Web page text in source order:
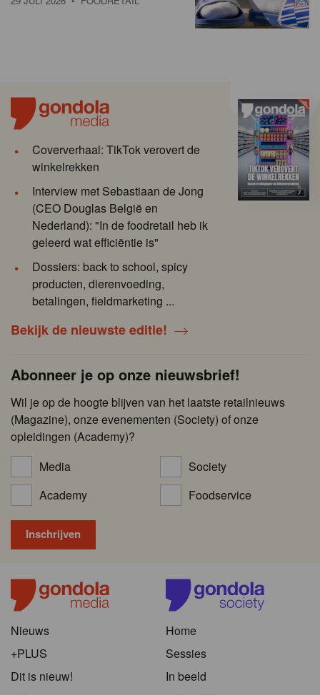
Coververhaal: TikTok verovert de
winkelrekken
Interview met Sebastiaan de Jong
(CEO Douglas België en
Nederland): "In de foodretail heb ik
geleerd wat efficiëntie is"
Dossiers: back to school, spicy
producten, dierenvoeding,
betalingen, fieldmarketing ...
Bekijk de nieuwste editie!
Abonneer je op onze nieuwsbrief!
Wil je op de hoogte blijven van het laatste retailnieuws
(Magazine), onze evenementen (Society) of onze
opleidingen (Academy)?
Media
Society
Academy
Foodservice
Nieuws
+PLUS
Dit is nieuw!
Home
Sessies
In beeld